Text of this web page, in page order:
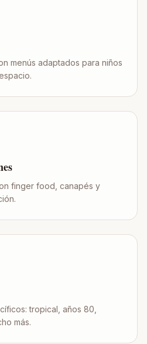
menús adaptados para niños
finger food, canapés y
tropical, años 80,
más.